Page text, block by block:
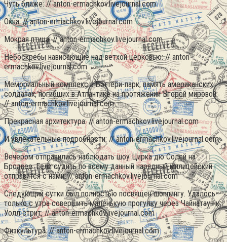
Чуть ближе: // anton-ermachkov.livejournal.com
Окна: // anton-ermachkov.livejournal.com
Мокрая птица: // anton-ermachkov.livejournal.com
Небоскрёбы нависающие над ветхой церковью: // anton-
ermachkov.livejournal.com
Мемориальный комплекс в Бэттери-парк, память американских
солдатах, погибших в Атлантике на протяжении Второй мировой:
// anton-ermachkov.livejournal.com
Прекрасная архитектура: // anton-ermachkov.livejournal.com
И увлекательные подробности: // anton-ermachkov.livejournal.com
Вечером отправились наблюдать шоу Цирка дю Солей на
Бродвее. Если судить по всему данный нарядный милицейский
отправится с нами: // anton-ermachkov.livejournal.com
Следующий сутки был полностью посвящен шоппингу. Удалось
только с утра совершить маленькую прогулку через Чайнатаун к
Уолл стрит: // anton-ermachkov.livejournal.com
Физкультура: // anton-ermachkov.livejournal.com